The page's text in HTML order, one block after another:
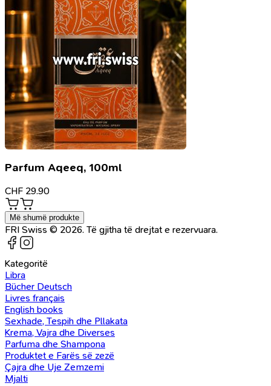
Parfum Aqeeq, 100ml
CHF 29.90
Më shumë produkte
FRI Swiss © 2026. Të gjitha të drejtat e rezervuara.
Kategoritë
Libra
Bücher Deutsch
Livres français
English books
Sexhade, Tespih dhe Pllakata
Krema, Vajra dhe Diverses
Parfuma dhe Shampona
Produktet e Farës së zezë
Çajra dhe Uje Zemzemi
Mjalti